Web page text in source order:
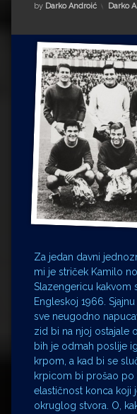
Impressum
Milenko Strižak
Drugi autori
Drugi autori
Matea Andrić
Ljiljana Lekanić-Kljaić
Željko Krznarić
Mario Lovreković
Miroslav Šantek
by Darko Androić Darko
Za jedan davni
mi je striček Kamilo
Slazengericu kakvom
Engleskoj 1966.
sve neugodno
zid bi na njoj ostajale
bih je odmah poslije
krpom, a kad bi se
krpicom bi prošao po
elastičnost konca koji
okruglog stvora. O,